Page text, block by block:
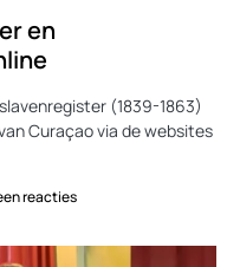
en
(1839-1863)
Curaçao via de websites
reacties